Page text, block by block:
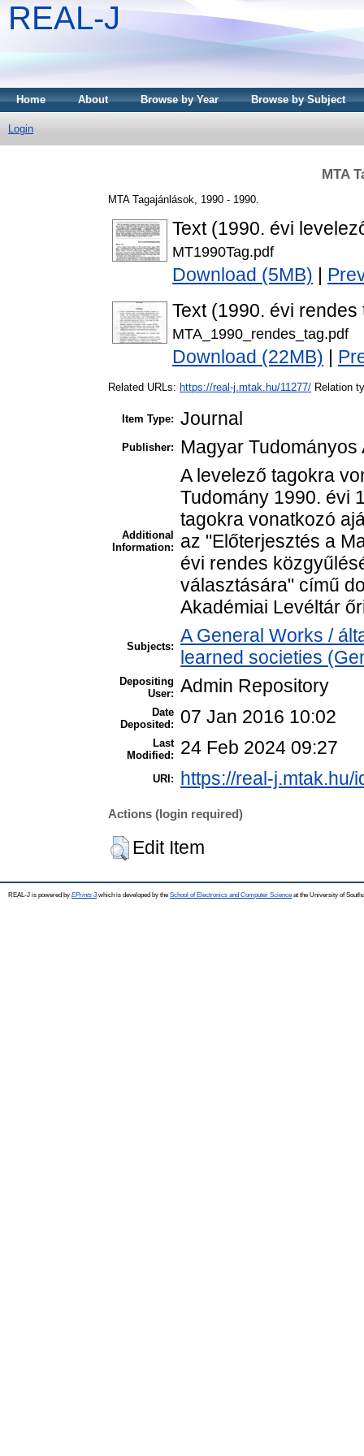
REAL-J
Home About Browse by Year Browse by Subject
Login
MTA
MTA Tagajánlások, 1990 - 1990.
Text (1990. évi
MT1990Tag.pdf
Download (5MB)
Text (1990. évi
MTA_1990_rendes_tag.pdf
Download (22MB)
Related URLs: https://real-j.mtak.hu/11277/ Relation
Item Type: Journal
Publisher: Magyar Tudományos
Additional
Information:
A levelező tagokra
Tudomány 1990. évi
tagokra vonatkozó
az "Előterjesztés a
évi rendes
választására" című
Akadémiai Levéltár
Subjects:
A General Works /
learned societies
Depositing
User: Admin Repository
Date
Deposited:
07 Jan 2016 10:02
Last
Modified:
24 Feb 2024 09:27
URI: https://real-j.mtak.hu/
Actions (login required)
Edit Item
REAL-J is powered by EPrints 3which is developed by the School of Electronics and Computer Science at the University of